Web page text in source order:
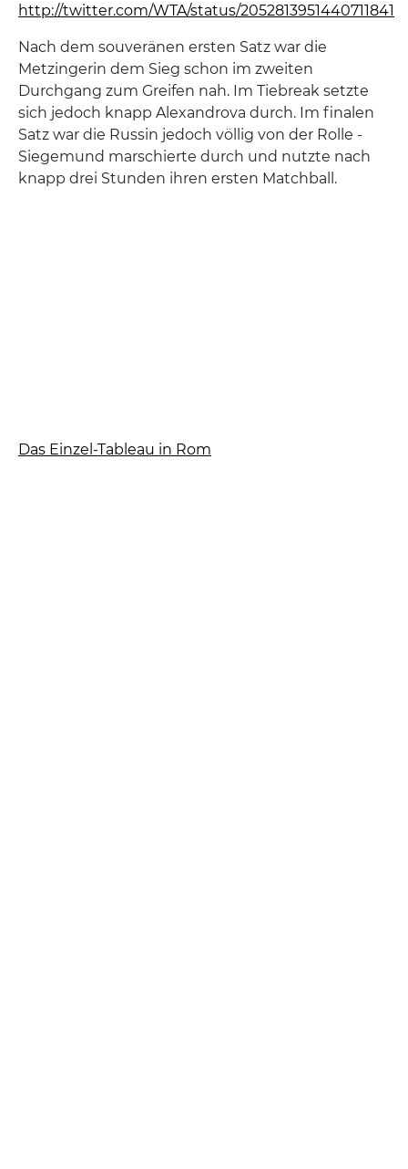
http://twitter.com/WTA/status/2052813951440711841
Nach dem souveränen ersten Satz war die
Metzingerin dem Sieg schon im zweiten
Durchgang zum Greifen nah. Im Tiebreak setzte
sich jedoch knapp Alexandrova durch. Im finalen
Satz war die Russin jedoch völlig von der Rolle -
Siegemund marschierte durch und nutzte nach
knapp drei Stunden ihren ersten Matchball.
Das Einzel-Tableau in Rom